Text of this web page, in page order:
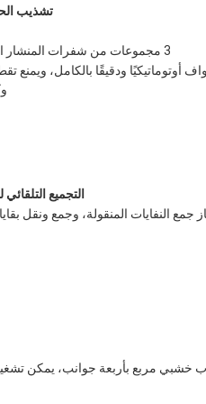
تشذيب
3 مجموعات من شفرات المنشار الأم الفرعية،
التجميع التلقائي
جمع النفايات المنقولة، وجمع ونقل بقايا